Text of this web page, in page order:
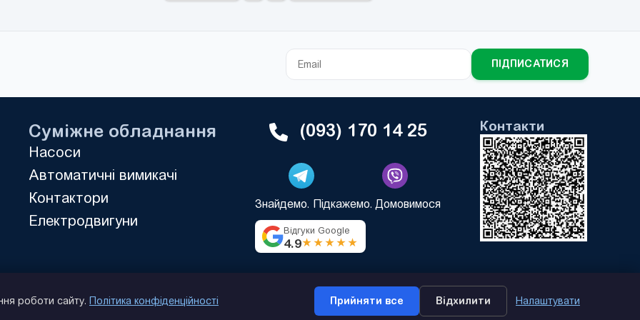
ПІДПИСАТИСЯ
Суміжне обладнання
Насоси
Автоматичні вимикачі
Контактори
Електродвигуни
(093) 170 14 25
Знайдемо. Підкажемо. Домовимося
Відгуки Google
4.9★★★★★
Контакти
роботи сайту. Політика конфіденційності Прийняти все Відхилити Налаштувати